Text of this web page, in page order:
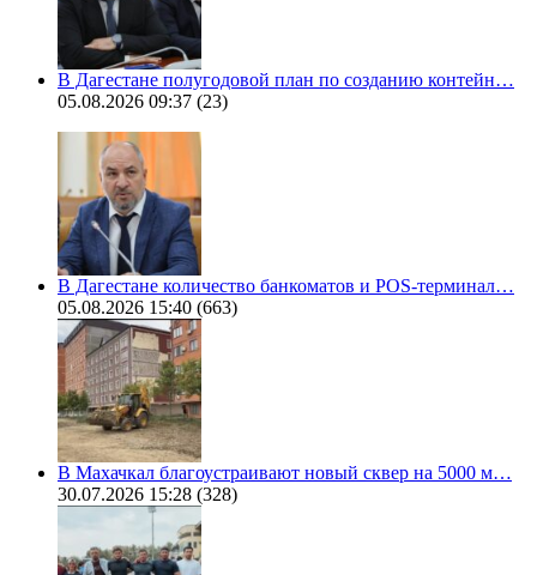
В Дагестане полугодовой план по созданию контейн…
05.08.2026 09:37 (23)
В Дагестане количество банкоматов и POS-терминал…
05.08.2026 15:40 (663)
В Махачкал благоустраивают новый сквер на 5000 м…
30.07.2026 15:28 (328)